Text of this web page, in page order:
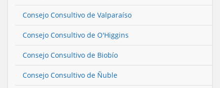
Consejo Consultivo de Valparaíso
Consejo Consultivo de O'Higgins
Consejo Consultivo de Biobío
Consejo Consultivo de Ñuble